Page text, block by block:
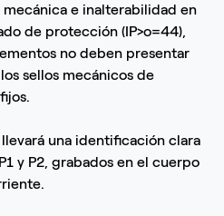
e inalterabilidad en
de protección (IP>o=44),
no deben presentar
sellos mecánicos de
una identificación clara
y P2, grabados en el cuerpo